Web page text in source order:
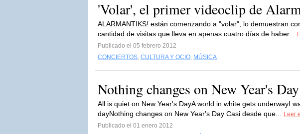
'Volar', el primer videoclip de
ALARMANTIKS! están comenzando a "volar", lo demuestran
cantidad de visitas que lleva en apenas cuatro días de haber...
Publicado el 05 febrero 2012
CONCIERTOS, CULTURA Y OCIO, MÚSICA
Nothing changes on New Year's Day
All is quiet on New Year's DayA world in white gets underwayI
dayNothing changes on New Year's Day Casi desde que...
Leer
Publicado el 01 enero 2012